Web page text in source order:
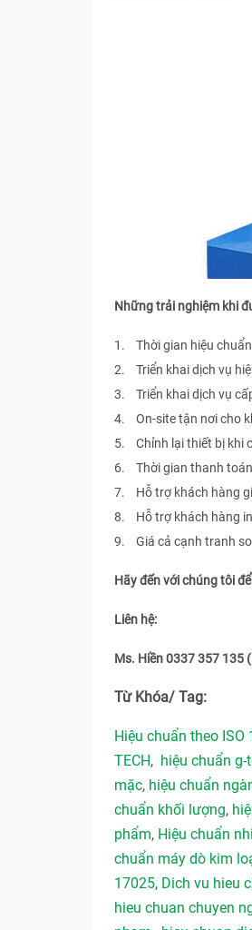
Những trải nghiệm khi
1. Thời gian hiệu chuẩn
2. Triển khai dịch vụ
3. Triển khai dịch vụ
4. On-site tận nơi cho
5. Chỉnh lại thiết bị khi
6. Thời gian thanh toán
7. Hỗ trợ khách hàng
8. Hỗ trợ khách hàng in
9. Giá cả cạnh tranh so
Hãy đến với chúng tôi
Liên hệ:
Ms. Hiền 0337 357 135
Từ Khóa/ Tag:
Hiệu chuẩn theo ISO
TECH, hiệu chuẩn g-
mặc, hiệu chuẩn
chuẩn khối lượng,
phẩm, Hiệu chuẩn
chuẩn máy dò kim
17025, Dich vu hieu
hieu chuan chuyen